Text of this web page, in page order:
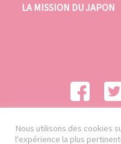
LA MISSION DU JAPON
Nous utilisons des cookies
l'expérience la plus